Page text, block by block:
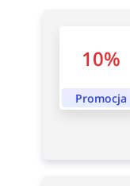
10%
Promocja